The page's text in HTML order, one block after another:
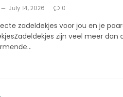
July 14, 2026 0
zadeldekjes voor jou en je
zijn veel meer dan